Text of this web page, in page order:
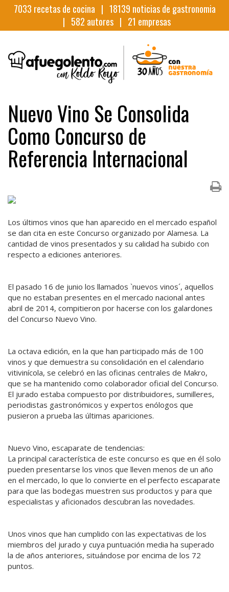
7033 recetas de cocina | 18139 noticias de gastronomia
| 582 autores | 21 empresas
Nuevo Vino Se Consolida
Como Concurso de
Referencia Internacional
Los últimos vinos que han aparecido en el mercado español
se dan cita en este Concurso organizado por Alamesa. La
cantidad de vinos presentados y su calidad ha subido con
respecto a ediciones anteriores.
El pasado 16 de junio los llamados `nuevos vinos´, aquellos
que no estaban presentes en el mercado nacional antes
abril de 2014, compitieron por hacerse con los galardones
del Concurso Nuevo Vino.
La octava edición, en la que han participado más de 100
vinos y que demuestra su consolidación en el calendario
vitivinícola, se celebró en las oficinas centrales de Makro,
que se ha mantenido como colaborador oficial del Concurso.
El jurado estaba compuesto por distribuidores, sumilleres,
periodistas gastronómicos y expertos enólogos que
pusieron a prueba las últimas apariciones.
Nuevo Vino, escaparate de tendencias:
La principal característica de este concurso es que en él solo
pueden presentarse los vinos que lleven menos de un año
en el mercado, lo que lo convierte en el perfecto escaparate
para que las bodegas muestren sus productos y para que
especialistas y aficionados descubran las novedades.
Unos vinos que han cumplido con las expectativas de los
miembros del jurado y cuya puntuación media ha superado
la de años anteriores, situándose por encima de los 72
puntos.